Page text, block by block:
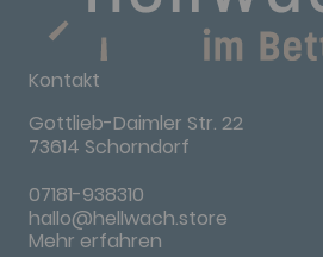
Kontakt
Gottlieb-Daimler Str. 22
73614 Schorndorf
07181-938310
hallo@hellwach.store
Mehr erfahren